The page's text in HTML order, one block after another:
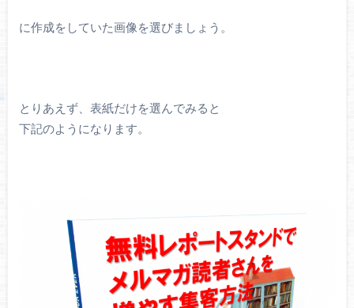
に作成をしていた画像を選びましょう。
とりあえず、表紙だけを選んでみると
下記のようになります。